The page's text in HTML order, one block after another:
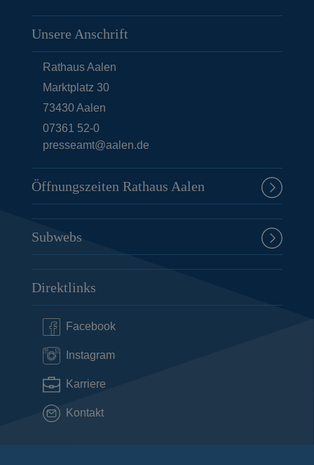
Unsere Anschrift
Rathaus Aalen
Marktplatz 30
73430Aalen
07361 52-0
presseamt@aalen.de
Öffnungszeiten Rathaus Aalen
Subwebs
Direktlinks
Facebook
Instagram
Karriere
Kontakt